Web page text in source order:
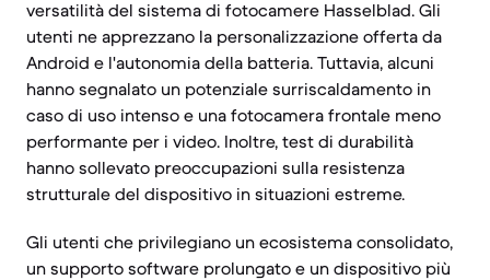
versatilità del sistema di fotocamere Hasselblad. Gli
utenti ne apprezzano la personalizzazione offerta da
Android e l'autonomia della batteria. Tuttavia, alcuni
hanno segnalato un potenziale surriscaldamento in
caso di uso intenso e una fotocamera frontale meno
performante per i video. Inoltre, test di durabilità
hanno sollevato preoccupazioni sulla resistenza
strutturale del dispositivo in situazioni estreme.
Gli utenti che privilegiano un ecosistema consolidato,
un supporto software prolungato e un dispositivo più